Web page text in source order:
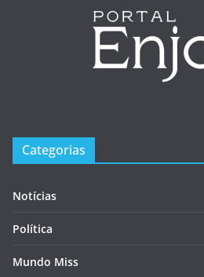
Categorias
Notícias
Política
Mundo Miss